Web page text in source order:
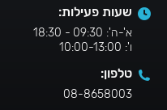
שעות פעילות:
א'-ה': 09:30 - 18:30
ו': 10:00-13:00
טלפון:
08-8658003